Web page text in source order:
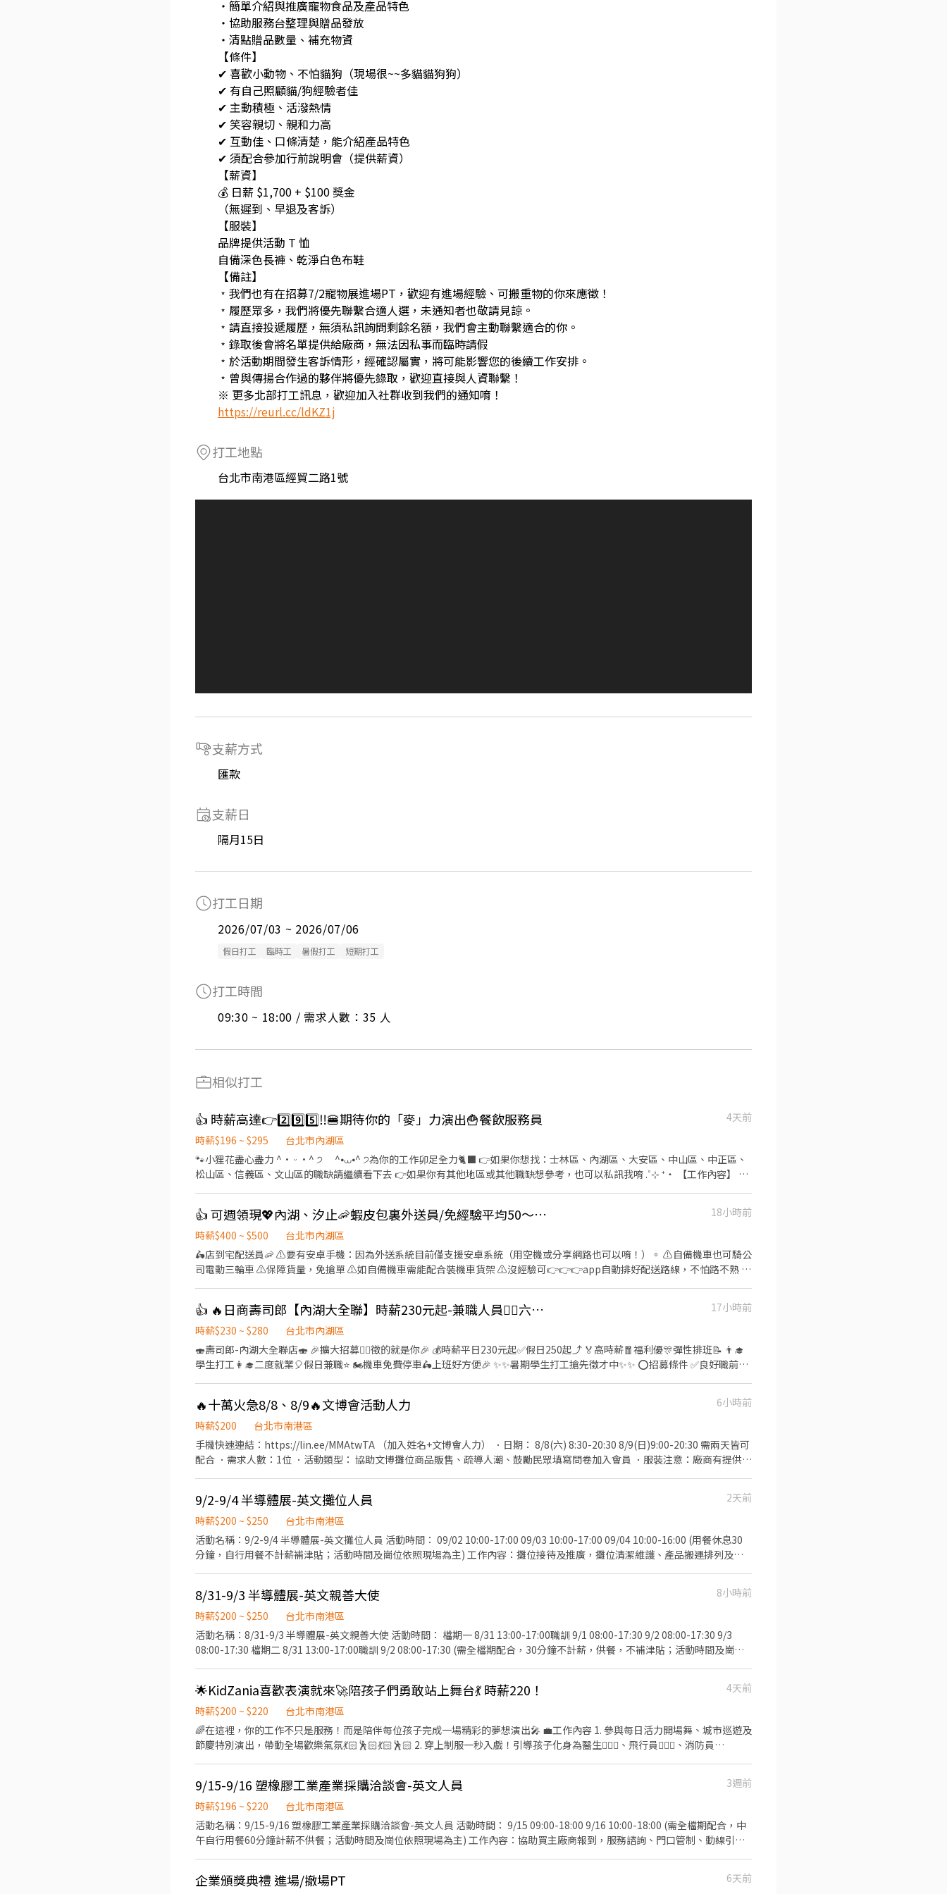
・簡單介紹與推廣寵物食品及產品特色
・協助服務台整理與贈品發放
・清點贈品數量、補充物資
【條件】
✔ 喜歡小動物、不怕貓狗（現場很~~多貓貓狗狗）
✔ 有自己照顧貓/狗經驗者佳
✔ 主動積極、活潑熱情
✔ 笑容親切、親和力高
✔ 互動佳、口條清楚，能介紹產品特色
✔ 須配合參加行前說明會（提供薪資）
【薪資】
💰 日薪 $1,700 + $100 獎金
（無遲到、早退及客訴）
【服裝】
品牌提供活動 T 恤
自備深色長褲、乾淨白色布鞋
【備註】
﹡我們也有在招募7/2寵物展進場PT，歡迎有進場經驗、可搬重物的你來應徵！
﹡履歷眾多，我們將優先聯繫合適人選，未通知者也敬請見諒。
﹡請直接投遞履歷，無須私訊詢問剩餘名額，我們會主動聯繫適合的你。
﹡錄取後會將名單提供給廠商，無法因私事而臨時請假
﹡於活動期間發生客訴情形，經確認屬實，將可能影響您的後續工作安排。
﹡曾與傳揚合作過的夥伴將優先錄取，歡迎直接與人資聯繫！
※ 更多北部打工訊息，歡迎加入社群收到我們的通知唷！
https://reurl.cc/ldKZ1j
打工地點
台北市南港區經貿二路1號
支薪方式
匯款
支薪日
隔月15日
打工日期
2026/07/03 ~ 2026/07/06
假日打工 臨時工 暑假打工 短期打工
打工時間
09:30 ~ 18:00 / 需求人數：35 人
相似打工
👍 時薪高達👉2️⃣9️⃣5️⃣‼️🍔期待你的「麥」力演出🍟餐飲服務員
4天前
時薪$196 ~ $295
台北市內湖區
🐾小狸花盡心盡力 ^• ᵕ •^ ੭ ^⦁⩊⦁^ ੭為你的工作卯足全力🐈‍⬛ 👉如果你想找：士林區、內湖區、大安區、中山區、中正區、
松山區、信義區、文山區的職缺請繼續看下去 👉如果你有其他地區或其他職缺想參考，也可以私訊我唷 .˚⊹ ⁺‧ 【工作內容】 ‧⁺
店 .˚⊹ ⁺‧ 【薪資制度】 ‧⁺ ⊹˚. 💰 在上述時段內，時薪為 $ 225 ~ 240 🪙 若非以上時段，時薪為 $ 196 💰 過00:00 + $ 55 夜班津貼
.˚⊹ ⁺‧ 【 休假制度】 ‧⁺ ⊹˚. 📌 採排休制（無固定休） 🗓️ 周一至週日皆需排班 🚫 周六、周日可排休不可固定休 .˚⊹ ⁺‧ 【上班地
點】 ‧⁺ ⊹˚. 👉士林區 台北士林店📍台北市士林區中山北路五段602號 👉內湖區 台北西湖店📍台北市內湖區內湖路一段283號 台
北舊宗二店📍台北市內湖區舊宗路一段275號 👉大安區 羅斯福店📍台北市大安區羅斯福路二段45號 台北麟光店📍台北市大安區
和平東路三段406巷8號 台北復興二店📍台北市大安區復興南路二段273號 台北光復店📍台北市大安區光復南路286號 👉中山區
台北長春店📍台北市中山區長春路172號 台北南京五店📍台北市中山區南京東路三段210之1號 👉中正區 林森二店📍台北市中正
區林森南路1號 台北濟南店📍台北市中正區濟南路二段66號 台北館前店📍台北市中正區館前路8號 台北公園店📍台北市中正區公
📍台北市松山區民權東路三段128號 台北南京二店📍台北市松山區南京東路五段162號 台北南京六店📍台北市松山區南京東路四
段57號 👉信義區 忠孝四店📍台北市信義區忠孝東路五段522號 台北101店📍台北市信義區市府路45號 台北夢廣場店📍台北市信
義區松高路11號 👉文山區 台北興隆店📍台北市文山區興隆路三段54號 台北指南店📍台北市文山區指南路二段67號 台北木新店
📍台北市文山區木新路三段174號 台北動物園三店📍台北市文山區新光路二段30號 .˚⊹ ⁺‧ 【超級亮點】 ‧⁺ ⊹˚. 💼 勞保・勞退・
團保 ⛽ 汽機車油資補貼 🔧 汽機車修繕補貼 🤝 推薦好友獎金 $600/人 📆 國定假日上班享雙倍薪資💥 .˚⊹ ⁺‧ 【 想聯繫我】 ‧⁺ ⊹˚.
☝️ 點選【立即應徵】我會速度回覆你！ ✌️ 或加入 🅻🅸🅽🅴：https://lin.ee/8rsUSDv 🤟 留言「姓名＋電話＋截圖職缺」就能聯
繫上～ 若想參考其他職缺，可以到我的Threads，看更多更多的職缺喔♬ My Threads：tsaipei_ruby https://reurl.cc/7b2vad
別害羞❌別害怕❌找工作聯繫我⭕
👍 可週領現💖內湖、汐止🦐蝦皮包裏外送員/免經驗平均50～80K，公司車
18小時前
時薪$400 ~ $500
台北市內湖區
🛵店到宅配送員🦐 ⚠️要有安卓手機：因為外送系統目前僅支援安卓系統（用空機或分享網路也可以唷！）。 ⚠️自備機車也可騎公
司電動三輪車 ⚠️保障貨量，免搶單 ⚠️如自備機車需能配合裝機車貨架 ⚠️沒經驗可👉👉👉app自動排好配送路線，不怕路不熟 ⚠️
（穩定出勤）：$60,000 ~ $80,000 元 / 月 🔥 拼命努力送（挑戰極限）：$80,000 ~ $180,000 元 + 額外加碼獎金！
━━━━━━━━━━━━━━━━ ✅ 領薪彈性：每月15號準時發薪（可匯款/領現），亦可配合【每週領薪】，週週有錢花！
━━━━━━━━━━━━━━━━━ 📍 【熱門開缺地點 ── 趕快卡位】 ━━━━━━━━━━━━━━━━━ 台北市、新北
市各行政區皆有缺額（文山、林口、板橋、永和、中和、新店、三重、新莊、樹林、土城、淡水、信義、大同、萬華、松山、中
山、內湖...等） 點擊立即應徵，私訊告知小編你想送哪一區，馬上幫你保留就近站點！ ━━━━━━━━━━━━━━━━━ 📩
【火速卡位應徵流程】 ➊ 點擊填寫廠商制式履歷（1分鐘完成，快速安排送審）： 👉https://reurl.cc/V292KN 🔒 【隱私防線】
個資僅供廠商審核，敏感欄位（身分證/詳細地址）錄取前皆可先不填！ ➋加入留言： 👉https://lin.ee/OBnhVN5 私訊留下 ⌜姓
名+電話 +應徵蝦皮外送」💥
👍 🔥日商壽司郎【內湖大全聯】時薪230元起-兼職人員🙆‍♀️六日250元起💰
17小時前
時薪$230 ~ $280
台北市內湖區
🍣壽司郎-內湖大全聯店🍣 🎉擴大招募🙆‍♀️徵的就是你🎉 💰時薪平日230元起✅️假日250起⤴️ 🏅高時薪🧧福利優🎊彈性排班📝 👨‍🎓
學生打工👩‍🎓二度就業🎈假日兼職⭐️ 🏍機車免費停車🛵上班好方便🎉 ✨️✨️暑期學生打工搶先徵才中✨️✨️ ⭕招募條件 ✅️良好職前教
作內容 ▪外場🎈 帶客入座→介紹、服務→飲料提供→餐具清洗→桌邊結帳→收銀結帳......等。 ▪內場🍣 商品進貨、準備、整理→
餐點製作→提供餐點→餐具清洗→環境整理維護......等。 ▪洗碗區🫧 餐具清洗、環境整理整頓、環境清洗......等。 ✨️在職教育訓練
完善，無經驗者也OK✨️ ⭕獎金福利 ▪生日禮券！ ▪員工用餐優惠！ ▪不定期活動競賽獎金！ ▪一年4次考核及調薪！ ▪加班費
5分鐘為單位計算！ ▪介紹親朋好友入職，期滿可獲得3,000～5,000元獎金！ ⭕基本保障 ①加班費(以5分鐘為單位計算) ②勞
保、健保、意外險 ③每月提撥勞工退休新制6% ④特休按照勞基法規定 ⑤颱風天出勤津貼 ⑥員工用餐折扣 ⑦提供員工制服 ⑧任
職一年後提供免費健檢
🔥十萬火急8/8、8/9🔥文博會活動人力
6小時前
時薪$200
台北市南港區
手機快速連結：https://lin.ee/MMAtwTA （加入姓名+文博會人力） ．日期： 8/8(六) 8:30-20:30 8/9(日)9:00-20:30 需兩天皆可
配合 ．需求人數：1位 ．活動類型： 協助文博攤位商品販售、疏導人潮、鼓勵民眾填寫問卷加入會員 ．服裝注意：廠商有提供上
9/2-9/4 半導體展-英文攤位人員
2天前
時薪$200 ~ $250
台北市南港區
活動名稱：9/2-9/4 半導體展-英文攤位人員 活動時間： 09/02 10:00-17:00 09/03 10:00-17:00 09/04 10:00-16:00 (用餐休息30
分鐘，自行用餐不計薪補津貼；活動時間及崗位依照現場為主) 工作內容：攤位接待及推廣，攤位清潔維護、產品搬運排列及整
好英文溝通能力，檢附相關英文檢定為佳! 意者，請寄簡歷及數張照片至bfhrs5b32@gmail.com，或和 陳小姐聯繫02-
27201610 分機214 0966-517-026
8/31-9/3 半導體展-英文親善大使
8小時前
時薪$200 ~ $250
台北市南港區
活動名稱：8/31-9/3 半導體展-英文親善大使 活動時間： 檔期一 8/31 13:00-17:00職訓 9/1 08:00-17:30 9/2 08:00-17:30 9/3
08:00-17:30 檔期二 8/31 13:00-17:00職訓 9/2 08:00-17:30 (需全檔期配合，30分鐘不計薪，供餐，不補津貼；活動時間及崗位
日期：活動結束隔月15號，遇例假日順延(10/15由凱基銀行匯款) 須具備良好英文溝通能力，檢附相關英文檢定為佳! 意者，請寄
簡歷及數張照片至bfhrs5b32@gmail.com，或和 黃小姐聯繫02-27201610 分機201 0913-192-394
🌟KidZania喜歡表演就來🚀陪孩子們勇敢站上舞台💃 時薪220！
4天前
時薪$200 ~ $220
台北市南港區
🌈在這裡，你的工作不只是服務！而是陪伴每位孩子完成一場精彩的夢想演出🎤 💼工作內容 1. 參與每日活力開場舞、城市巡遊及
節慶特別演出，帶動全場歡樂氣氛💃🏻🕺🏻💃🏻🕺🏻 2. 穿上制服一秒入戲！引導孩子化身為醫生🧑🏻‍⚕️、飛行員👩🏻‍✈️、消防員🧑🏻‍🚒
班，一天至少排4小時（彈性排班！詳細時段可以面談的時候再討論唷！很free的！） 🚀我們再找這樣的你！ 1. 戲劇、舞蹈、演
藝相關科系，或有 1 年以上展演／社團表演經驗者大大歡迎🔥 2. 擅長主持、帶氣氛，如果你有雜耍、魔術或特殊才藝更是大加
分！！ 3. 擁有一顆熱愛孩子的心，能用幽默感與創意帶著孩子們一起體驗中學習。
9/15-9/16 塑橡膠工業產業採購洽談會-英文人員
3週前
時薪$196 ~ $220
台北市南港區
活動名稱：9/15-9/16 塑橡膠工業產業採購洽談會-英文人員 活動時間： 9/15 09:00-18:00 9/16 10:00-18:00 (需全檔期配合，中
午自行用餐60分鐘計薪不供餐；活動時間及崗位依照現場為主) 工作內容：協助買主廠商報到，服務諮詢、門口管制、動線引
196/HR；活動NT220/HR 活動人數：28人 匯款日期：活動結束隔月15號，遇例假日順延(10/15 由凱基銀行匯款) 須具備良好英
企業頒獎典禮 進場/撤場PT 6天前